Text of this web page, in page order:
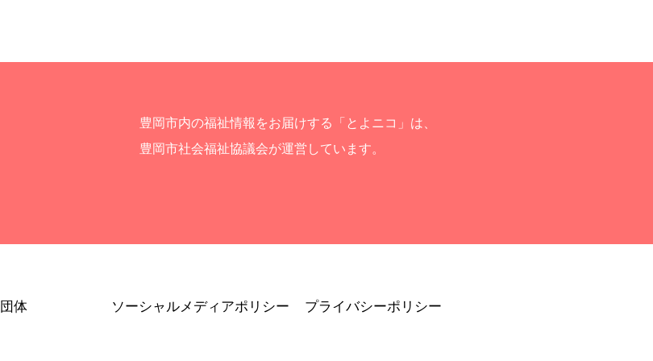
豊岡市内の福祉情報をお届けする「とよニコ」は、
豊岡市社会福祉協議会が運営しています。
体 ソーシャルメディアポリシー プライバシーポリシー